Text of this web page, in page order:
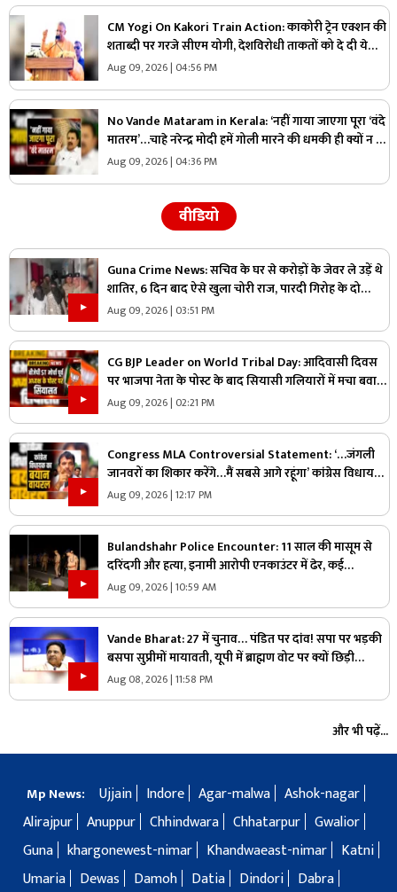
CM Yogi On Kakori Train Action: काकोरी ट्रेन एक्शन की
शताब्दी पर गरजे सीएम योगी, देशविरोधी ताकतों को दे दी ये
चेतावनी, युवाओं से की ये अपील
Aug 09, 2026 | 04:56 PM
No Vande Mataram in Kerala: ‘नहीं गाया जाएगा पूरा ‘वंदे
मातरम’…चाहे नरेन्द्र मोदी हमें गोली मारने की धमकी ही क्यों न दें’
स्वतंत्रता दिवस से पहले इस राज्य के स्वास्थ्य मंत्री ने कह दी बड़ी
Aug 09, 2026 | 04:36 PM
वीडियो
Guna Crime News: सचिव के घर से करोड़ों के जेवर ले उड़ें थे
शातिर, 6 दिन बाद ऐसे खुला चोरी राज, पारदी गिरोह के दो
आरोपी गिरफ्तार
Aug 09, 2026 | 03:51 PM
CG BJP Leader on World Tribal Day: आदिवासी दिवस
पर भाजपा नेता के पोस्ट के बाद सियासी गलियारों में मचा बवाल,
जानिए ऐसा क्या कह दिया कि भड़के विपक्षी नेता
Aug 09, 2026 | 02:21 PM
Congress MLA Controversial Statement: ‘…जंगली
जानवरों का शिकार करेंगे…मैं सबसे आगे रहूंगा’ कांग्रेस विधायक
ने दिया विवादित बयान, वायरल हो रहा वीडियो
Aug 09, 2026 | 12:17 PM
Bulandshahr Police Encounter: 11 साल की मासूम से
दरिंदगी और हत्या, इनामी आरोपी एनकाउंटर में ढेर, कई
पुलिसकर्मी भी घायल
Aug 09, 2026 | 10:59 AM
Vande Bharat: 27 में चुनाव… पंडित पर दांव! सपा पर भड़की
बसपा सुप्रीमों मायावती, यूपी में ब्राह्मण वोट पर क्यों छिड़ी
महाभारत?
Aug 08, 2026 | 11:58 PM
और भी पढ़ें...
Mp News: Ujjain Indore Agar-malwa Ashok-nagar
Alirajpur Anuppur Chhindwara Chhatarpur Gwalior
Guna khargonewest-nimar Khandwaeast-nimar
Katni
Umaria
Dewas Damoh Datia Dindori
Dabra